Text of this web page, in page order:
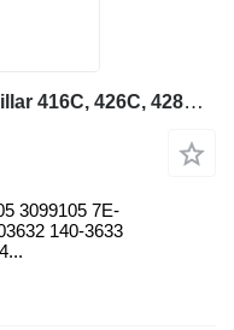
2105949 hladnjak ulja za Caterpillar 416C, 426C, 428C, 436C, 438C 416C, 416D, 420D, 424D, 426C, 428C, bagera-utovarivača
3099105 7E-
140-3633